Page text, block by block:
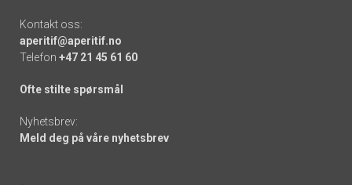
Kontakt oss:
aperitif@aperitif.no
Telefon +47 21 45 61 60
Ofte stilte spørsmål
Nyhetsbrev:
Meld deg på våre nyhetsbrev